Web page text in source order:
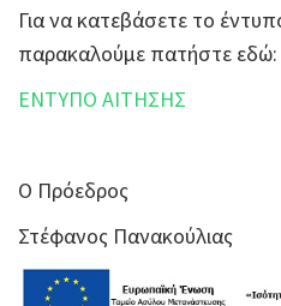
Για να κατεβάσετε το
παρακαλούμε πατήστε εδώ:
ΕΝΤΥΠΟ ΑΙΤΗΣΗΣ
Ο Πρόεδρος
Στέφανος Πανακούλιας